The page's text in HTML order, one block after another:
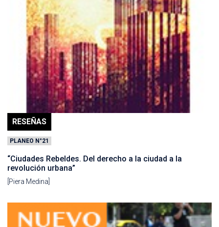
RESEÑAS
PLANEO N°21
“Ciudades Rebeldes. Del derecho a la ciudad a la
revolución urbana”
[Piera Medina]